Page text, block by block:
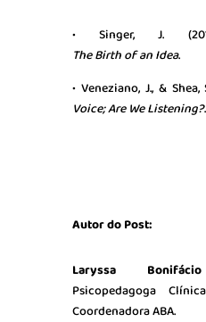
• Singer, J.
TheBirthofanIdea.
• Veneziano, J., & Shea,
Voice; AreWeListening?.
Autor do Post:
Laryssa Bonifácio
Psicopedagoga
Coordenadora ABA.